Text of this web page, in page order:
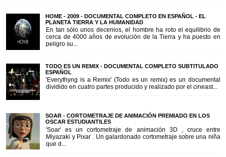
HOME - 2009 - DOCUMENTAL COMPLETO EN ESPAÑOL - EL
PLANETA TIERRA Y LA HUMANIDAD
En tan sólo unos decenios, el hombre ha roto el equilibrio de
cerca de 4000 años de evolución de la Tierra y ha puesto en
peligro su...
TODO ES UN REMIX - DOCUMENTAL COMPLETO SUBTITULADO
ESPAÑOL
'Everythyng is a Remix' (Todo es un remix) es un documental
dividido en cuatro partes producido y realizado por el cineast...
SOAR - CORTOMETRAJE DE ANIMACIÓN PREMIADO EN LOS
OSCAR ESTUDIANTILES
'Soar' es un cortometraje de animación 3D , cruce entre
Miyazaki y Pixar . Un galardonado cortometraje sobre una niña
que d...